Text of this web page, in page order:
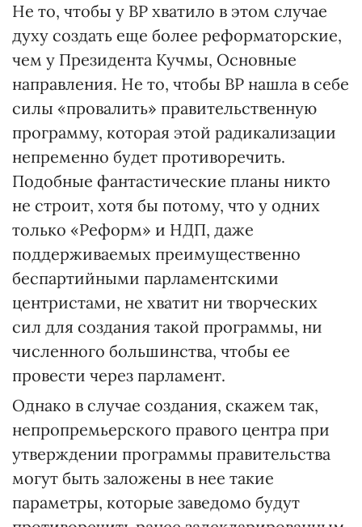
Не то, чтобы у ВР хватило в этом случае
духу создать еще более реформаторские,
чем у Президента Кучмы, Основные
направления. Не то, чтобы ВР нашла в себе
силы «провалить» правительственную
программу, которая этой радикализации
непременно будет противоречить.
Подобные фантастические планы никто
не строит, хотя бы потому, что у одних
только «Реформ» и НДП, даже
поддерживаемых преимущественно
беспартийными парламентскими
центристами, не хватит ни творческих
сил для создания такой программы, ни
численного большинства, чтобы ее
провести через парламент.
Однако в случае создания, скажем так,
непропремьерского правого центра при
утверждении программы правительства
могут быть заложены в нее такие
параметры, которые заведомо будут